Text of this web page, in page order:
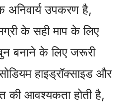
उपकरण है,
के सही माप के लिए
बनाने के लिए जरूरी
हाइड्रॉक्साइड और
की आवश्यकता होती है,